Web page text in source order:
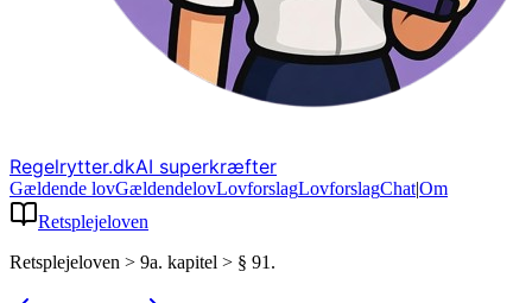
Regelrytter.dkAI superkræfter
Gældende lovGældendelovLovforslagLovforslagChat|Om
Retsplejeloven
Retsplejeloven > 9a. kapitel > § 91.